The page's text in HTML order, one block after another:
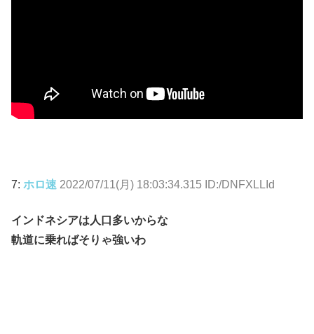
7: ホロ速 2022/07/11(月) 18:03:34.315 ID:/DNFXLLId
インドネシアは人口多いからな
軌道に乗ればそりゃ強いわ